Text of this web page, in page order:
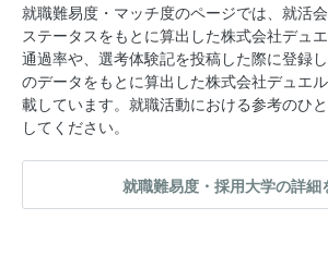
就職難易度・マッチ度のページでは、就活
ステータスをもとに算出した株式会社デュ
通過率や、選考体験記を投稿した際に登録
のデータをもとに算出した株式会社デュエ
載しています。就職活動における参考のひ
してください。
就職難易度・採用大学の詳細